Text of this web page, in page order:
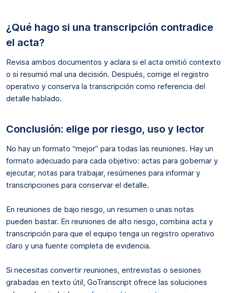
¿Qué hago si una transcripción contradice
el acta?
Revisa ambos documentos y aclara si el acta omitió contexto
o si resumió mal una decisión. Después, corrige el registro
operativo y conserva la transcripción como referencia del
detalle hablado.
Conclusión: elige por riesgo, uso y lector
No hay un formato “mejor” para todas las reuniones. Hay un
formato adecuado para cada objetivo: actas para gobernar y
ejecutar, notas para trabajar, resúmenes para informar y
transcripciones para conservar el detalle.
En reuniones de bajo riesgo, un resumen o unas notas
pueden bastar. En reuniones de alto riesgo, combina acta y
transcripción para que el equipo tenga un registro operativo
claro y una fuente completa de evidencia.
Si necesitas convertir reuniones, entrevistas o sesiones
grabadas en texto útil, GoTranscript ofrece las soluciones